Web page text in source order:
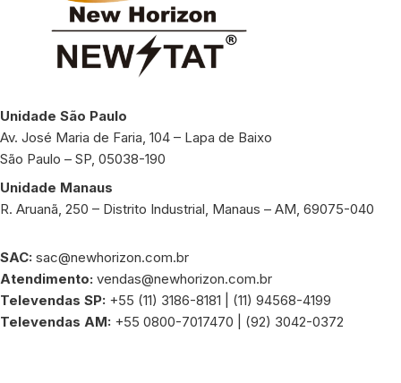
Unidade São Paulo
Av. José Maria de Faria, 104 – Lapa de Baixo
São Paulo – SP, 05038-190
Unidade Manaus
R. Aruanã, 250 – Distrito Industrial, Manaus – AM, 69075-040
SAC: sac@newhorizon.com.br
Atendimento: vendas@newhorizon.com.br
Televendas SP: +55 (11) 3186-8181 | (11) 94568-4199
Televendas AM: +55 0800-7017470 | (92) 3042-0372